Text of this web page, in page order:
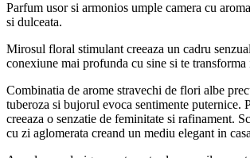
Parfum usor si armonios umple camera cu
si dulceata.
Mirosul floral stimulant creeaza un cadru
conexiune mai profunda cu sine si te
Combinatia de arome stravechi de flori albe
tuberoza si bujorul evoca sentimente puternice.
creeaza o senzatie de feminitate si rafinament.
cu zi aglomerata creand un mediu elegant in